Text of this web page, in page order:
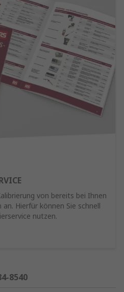
von bereits bei Ihnen
Hierfür können Sie schnell
nutzen.
8540